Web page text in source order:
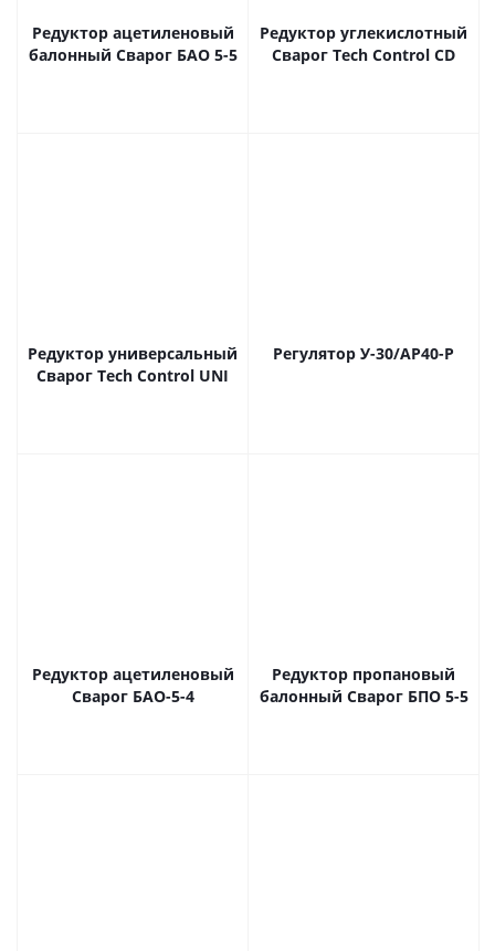
Редуктор ацетиленовый
балонный Сварог БАО 5-5
Редуктор углекислотный
Сварог Tech Control CD
Редуктор универсальный
Сварог Tech Control UNI
Регулятор У-30/АР40-Р
Редуктор ацетиленовый
Сварог БАО-5-4
Редуктор пропановый
балонный Сварог БПО 5-5